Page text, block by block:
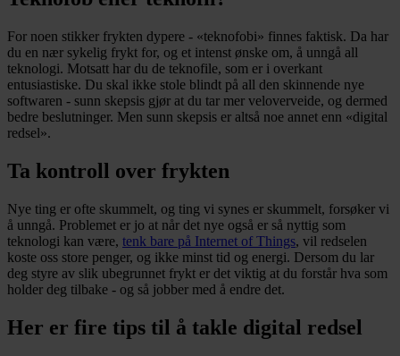
For noen stikker frykten dypere - «teknofobi» finnes faktisk. Da har
du en nær sykelig frykt for, og et intenst ønske om, å unngå all
teknologi. Motsatt har du de teknofile, som er i overkant
entusiastiske. Du skal ikke stole blindt på all den skinnende nye
softwaren - sunn skepsis gjør at du tar mer veloverveide, og dermed
bedre beslutninger. Men sunn skepsis er altså noe annet enn «digital
redsel».
Ta kontroll over frykten
Nye ting er ofte skummelt, og ting vi synes er skummelt, forsøker vi
å unngå. Problemet er jo at når det nye også er så nyttig som
teknologi kan være, tenk bare på Internet of Things, vil redselen
koste oss store penger, og ikke minst tid og energi. Dersom du lar
deg styre av slik ubegrunnet frykt er det viktig at du forstår hva som
holder deg tilbake - og så jobber med å endre det.
Her er fire tips til å takle digital redsel